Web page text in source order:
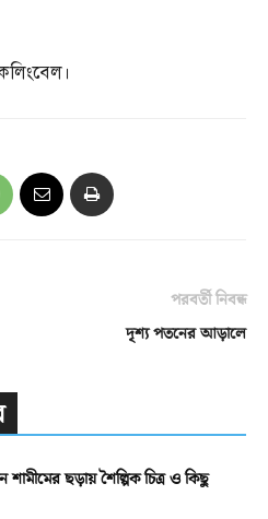
পরবর্তী নিবন্ধ
দৃশ্য পতনের আড়ালে
শামীমের ছড়ায় শৈল্পিক চিত্র ও কিছু